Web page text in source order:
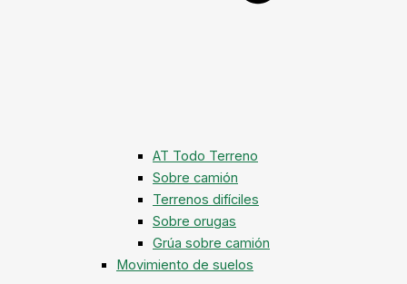
AT Todo Terreno
Sobre camión
Terrenos difíciles
Sobre orugas
Grúa sobre camión
Movimiento de suelos